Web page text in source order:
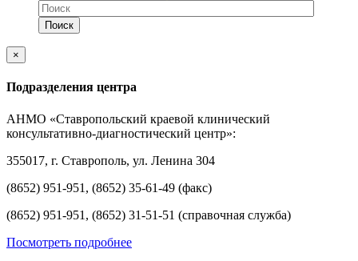
×
Подразделения центра
АНМО «Ставропольский краевой клинический
консультативно-диагностический центр»:
355017, г. Ставрополь, ул. Ленина 304
(8652) 951-951, (8652) 35-61-49 (факс)
(8652) 951-951, (8652) 31-51-51 (справочная служба)
Посмотреть подробнее